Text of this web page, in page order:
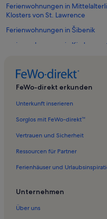
Ferienwohnungen in
Klosters von St. Lawrence
Ferienwohnungen in Šibenik
Ferienwohnungen in Kirche von
Ferienwohnungen in Meterize
Ferienwohnungen in Šibenik-Knin
Ferienwohnungen in Kirche
Ferienwohnungen in Južni
Ferienwohnungen in
Ferienwohnungen in Kirche des
Ferienwohnungen in Festung
Ferienwohnungen in Grad
Ferienwohnungen in Plišac
FeWo-direkt erkunden
Unterkunft inserieren
Sorglos mit FeWo-direkt™
Vertrauen und Sicherheit
Ressourcen für Partner
Ferienhäuser und
Unternehmen
Über uns